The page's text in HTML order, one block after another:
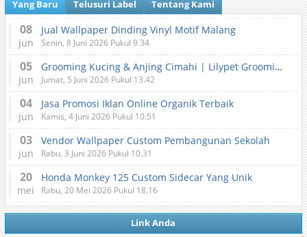
Yang Baru Telusuri Label Tentang Kami
08
jun
Jual Wallpaper Dinding Vinyl Motif Malang
Senin, 8 Juni 2026 Pukul 9.34
05
jun
Grooming Kucing & Anjing Cimahi | Lilypet Grooming & Pet Hotel
Jumat, 5 Juni 2026 Pukul 13.42
04
jun
Jasa Promosi Iklan Online Organik Terbaik
Kamis, 4 Juni 2026 Pukul 10.51
03
jun
Vendor Wallpaper Custom Pembangunan Sekolah
Rabu, 3 Juni 2026 Pukul 10.31
20
mei
Honda Monkey 125 Custom Sidecar Yang Unik
Rabu, 20 Mei 2026 Pukul 18.16
Link Anda